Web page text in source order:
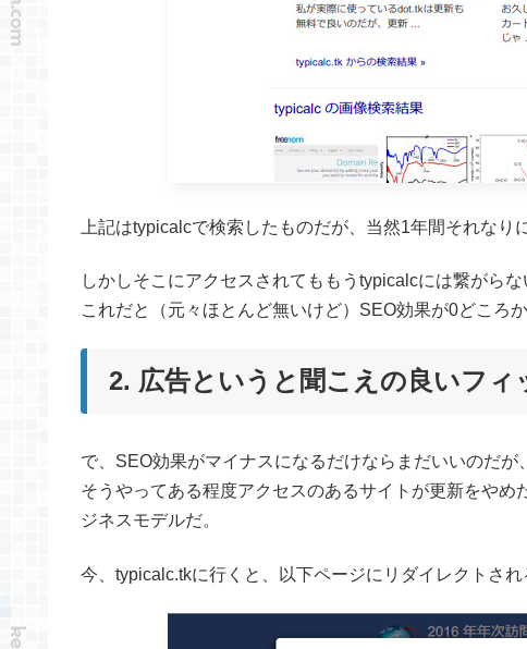
上記はtypicalcで検索したものだが、当然1年間それなり
しかしそこにアクセスされてももうtypicalcには繋がらな
これだと（元々ほとんど無いけど）SEO効果が0どころ
2. 広告というと聞こえの良いフィ
で、SEO効果がマイナスになるだけならまだいいのだが
そうやってある程度アクセスのあるサイトが更新をや
ジネスモデルだ。
今、typicalc.tkに行くと、以下ページにリダイレクトされ